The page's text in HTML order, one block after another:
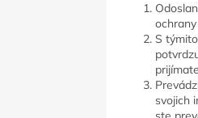
S
svojich